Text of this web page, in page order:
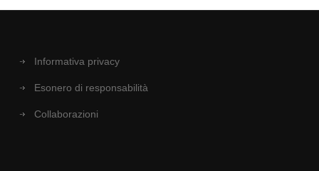
Informativa privacy
Esonero di responsabilità
Collaborazioni